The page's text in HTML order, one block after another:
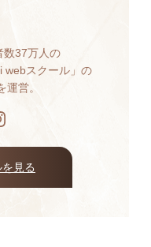
数37万人の
webスクール」の
営。
見る